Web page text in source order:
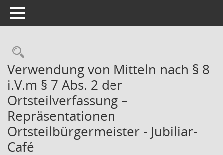
Toggle navigation
Rechercheauswahl
Verwendung von Mitteln nach § 8
i.V.m § 7 Abs. 2 der
Ortsteilverfassung –
Repräsentationen
Ortsteilbürgermeister - Jubiliar-
Café